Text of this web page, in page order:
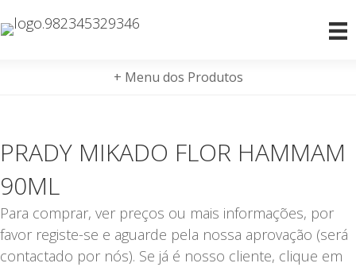
+ Menu dos Produtos
PRADY MIKADO FLOR HAMMAM
90ML
Para comprar, ver preços ou mais informações, por
favor registe-se e aguarde pela nossa aprovação (será
contactado por nós). Se já é nosso cliente, clique em